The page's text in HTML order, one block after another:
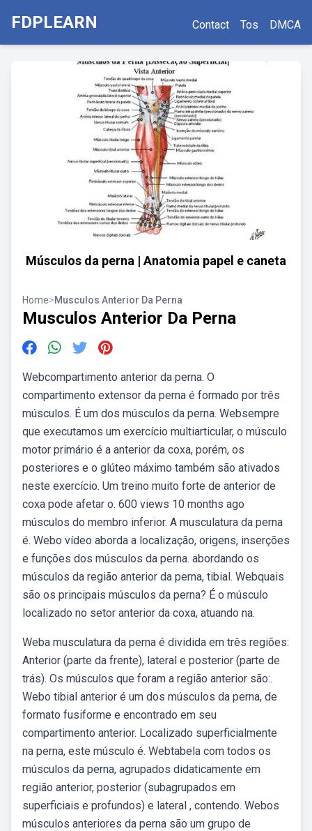
FDPLEARN Contact Tos DMCA
Músculos da perna | Anatomia papel e caneta
Home>Musculos Anterior Da Perna
Musculos Anterior Da Perna
Webcompartimento anterior da perna. O
compartimento extensor da perna é formado por três
músculos. É um dos músculos da perna. Websempre
que executamos um exercício multiarticular, o músculo
motor primário é a anterior da coxa, porém, os
posteriores e o glúteo máximo também são ativados
neste exercício. Um treino muito forte de anterior de
coxa pode afetar o. 600 views 10 months ago
músculos do membro inferior. A musculatura da perna
é. Webo vídeo aborda a localização, origens, inserções
e funções dos músculos da perna. abordando os
músculos da região anterior da perna, tibial. Webquais
são os principais músculos da perna? É o músculo
localizado no setor anterior da coxa, atuando na.
Weba musculatura da perna é dividida em três regiões:
Anterior (parte da frente), lateral e posterior (parte de
trás). Os músculos que foram a região anterior são:.
Webo tibial anterior é um dos músculos da perna, de
formato fusiforme e encontrado em seu
compartimento anterior. Localizado superficialmente
na perna, este músculo é. Webtabela com todos os
músculos da perna, agrupados didaticamente em
região anterior, posterior (subagrupados em
superficiais e profundos) e lateral , contendo. Webos
músculos anteriores da perna são um grupo de